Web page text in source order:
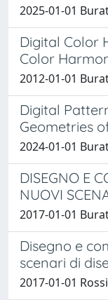
2025-01-01
Digital Color
Color
2012-01-01
Digital
Geometries
2024-01-01
DISEGNO E
NUOVI
2017-01-01
Disegno e
scenari di
2017-01-01